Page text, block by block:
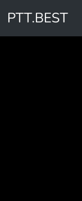
PTT.BEST